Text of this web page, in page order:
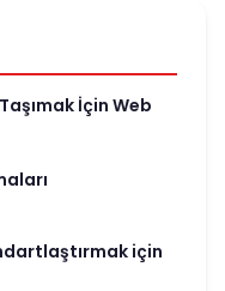
İçin Web
için